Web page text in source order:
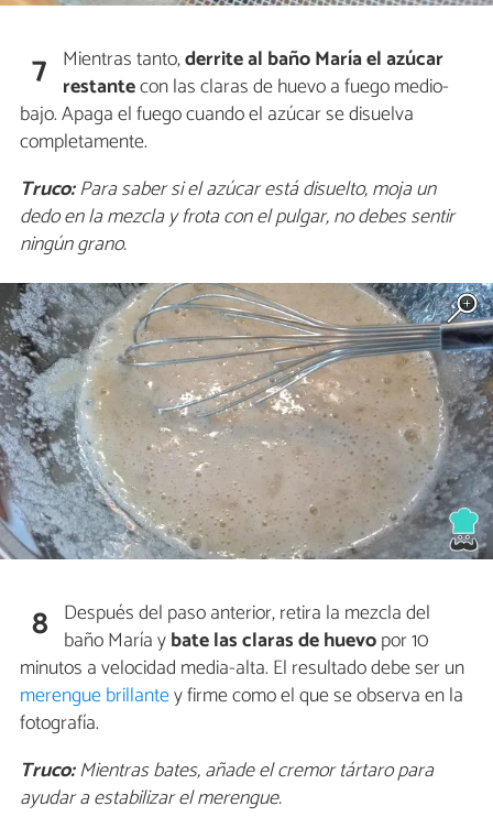
7 Mientras tanto,derrite al baño María el azúcar
restantecon las claras de huevo a fuego medio-
bajo. Apaga el fuego cuando el azúcar se disuelva
completamente.
Truco:Para saber si el azúcar está disuelto, moja un
dedo en la mezcla y frota con el pulgar, no debes sentir
ningún grano.
8 Después del paso anterior, retira la mezcla del
baño María ybate las claras de huevopor 10
minutos a velocidad media-alta. El resultado debe ser un
merengue brillantey firme como el que se observa en la
fotografía.
Truco:Mientras bates, añade el cremor tártaro para
ayudar a estabilizar el merengue.